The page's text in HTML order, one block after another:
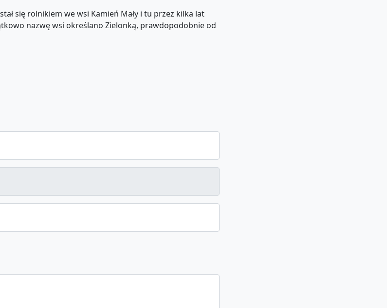
się rolnikiem we wsi Kamień Mały i tu przez kilka lat
nazwę wsi określano Zielonką, prawdopodobnie od